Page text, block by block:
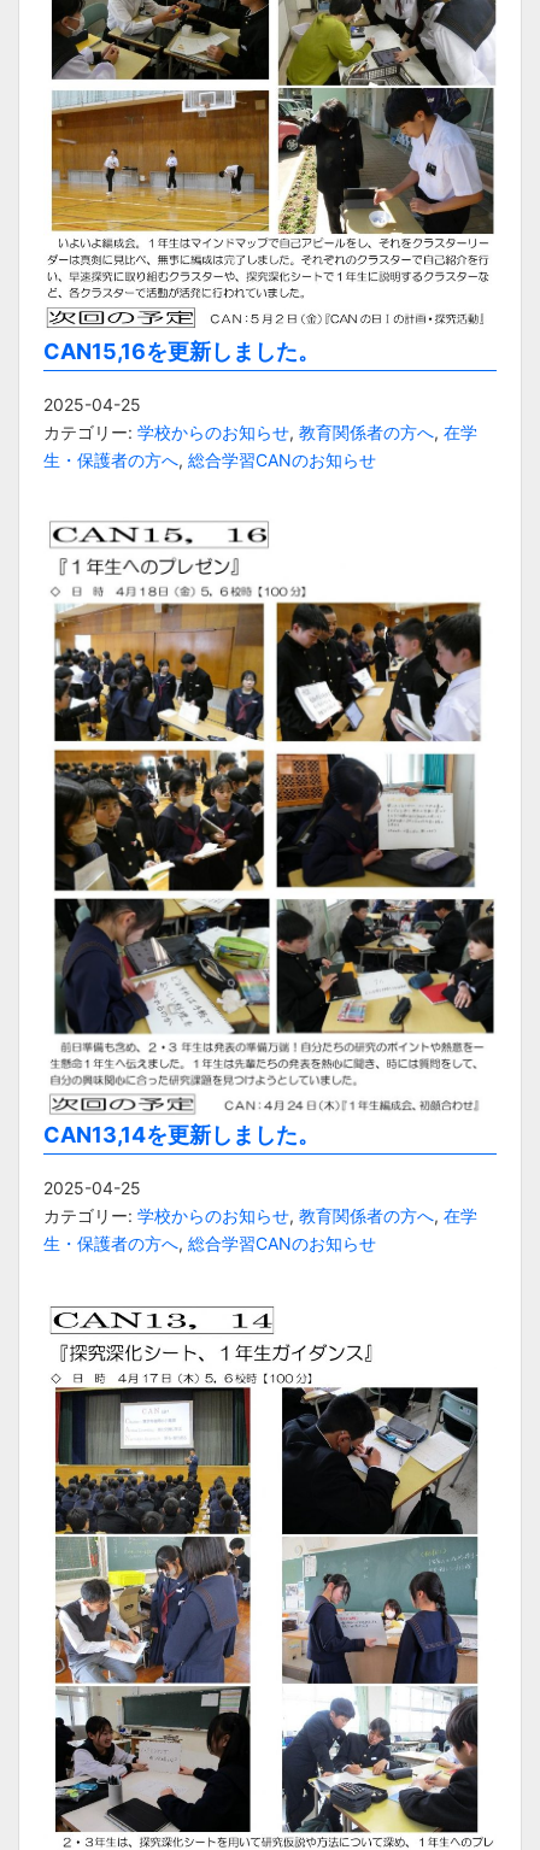
CAN15,16を更新しました。
2025-04-25
カテゴリー: 学校からのお知らせ, 教育関係者の方へ, 在学
生・保護者の方へ, 総合学習CANのお知らせ
CAN13,14を更新しました。
2025-04-25
カテゴリー: 学校からのお知らせ, 教育関係者の方へ, 在学
生・保護者の方へ, 総合学習CANのお知らせ